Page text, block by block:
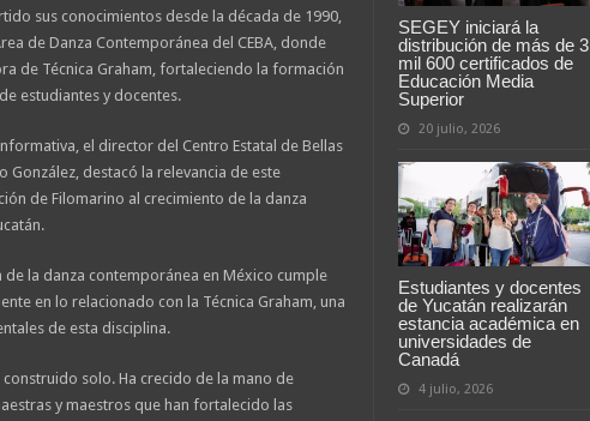
SEGEY iniciará la
distribución de más de 3
mil 600 certificados de
Educación Media
Superior
20 julio, 2026
Estudiantes y docentes
de Yucatán realizarán
estancia académica en
universidades de
Canadá
4 julio, 2026
sus conocimientos desde la década de 1990,
de Danza Contemporánea del CEBA, donde
de Técnica Graham, fortaleciendo la formación
estudiantes y docentes.
el director del Centro Estatal de Bellas
González, destacó la relevancia de este
de Filomarino al crecimiento de la danza
de la danza contemporánea en México cumple
en lo relacionado con la Técnica Graham, una
de esta disciplina.
construido solo. Ha crecido de la mano de
y maestros que han fortalecido las